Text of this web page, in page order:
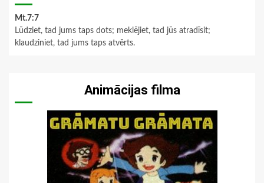
Mt.7:7
Lūdziet, tad jums taps dots; meklējiet, tad jūs atradīsit;
klaudziniet, tad jums taps atvērts.
Animācijas filma